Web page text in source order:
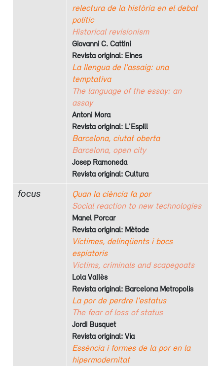
relectura de la història en el debat
polític
Historical revisionism
Giovanni C. Cattini
Revista original: Eines
La llengua de l'assaig: una
temptativa
The language of the essay: an
assay
Antoni Mora
Revista original: L'Espill
Barcelona, ciutat oberta
Barcelona, open city
Josep Ramoneda
Revista original: Cultura
focus
Quan la ciència fa por
Social reaction to new technologies
Manel Porcar
Revista original: Mètode
Víctimes, delinqüents i bocs
espiatoris
Victims, criminals and scapegoats
Lola Vallès
Revista original: Barcelona Metropolis
La por de perdre l'estatus
The fear of loss of status
Jordi Busquet
Revista original: Via
Essència i formes de la por en la
hipermodernitat